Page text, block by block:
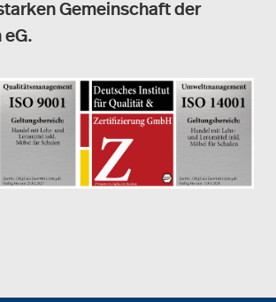
Gemeinschaft der
eG.